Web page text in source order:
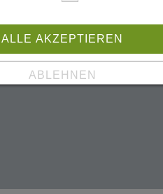
ALLE AKZEPTIEREN
ABLEHNEN